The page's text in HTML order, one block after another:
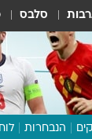
סלבס
הנבחרות